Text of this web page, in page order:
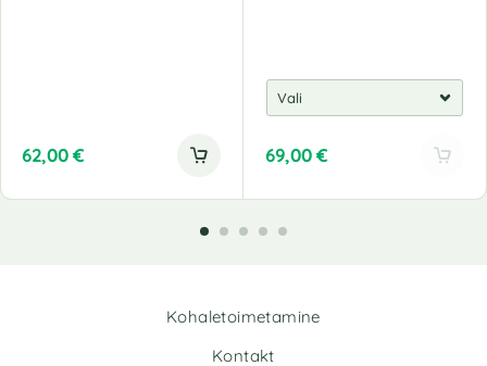
62,00€ 69,00€
t
a
t
Kohaletoimetamine
Kontakt